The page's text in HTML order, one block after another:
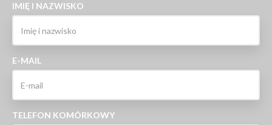
IMIĘ I NAZWISKO
E-MAIL
TELEFON KOMÓRKOWY